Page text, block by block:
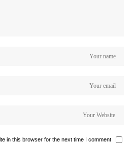
in this browser for the next time I comment.